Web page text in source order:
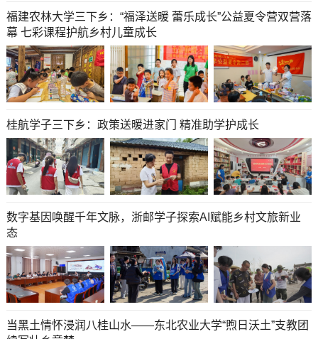
福建农林大学三下乡：“福泽送暖 蕾乐成长”公益夏令营双营落
幕 七彩课程护航乡村儿童成长
桂航学子三下乡：政策送暖进家门 精准助学护成长
数字基因唤醒千年文脉，浙邮学子探索AI赋能乡村文旅新业
态
当黑土情怀浸润八桂山水——东北农业大学“煦日沃土”支教团